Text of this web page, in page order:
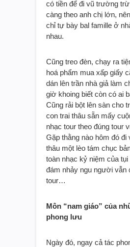
có tiền để đi vũ trường
càng theo anh chị lớn,
chỉ tự bày bal famille ở
nhau.
Cũng treo đèn, chạy ra
hoá phẩm mua xấp giấy
dán lên trần nhà giả làm
giờ khoing biết còn có ai
Cũng rải bột lên sàn cho
con trai thâu sẵn mấy
nhạc tour theo đúng tour
Gặp thằng nào hôm đó đi
thâu một lèo tám chục
toàn nhạc kỷ niệm của
đám nhảy ngu người vẫn
tour…
Môn “nam giáo” của
phong lưu
Ngày đó, ngay cả tác